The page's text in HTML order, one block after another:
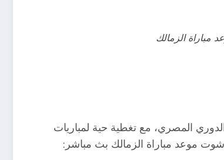
مباراة الزمالك
المصري، مع تغطية حية لمباريات
شوت موعد مباراة الزمالك بث مباشر: